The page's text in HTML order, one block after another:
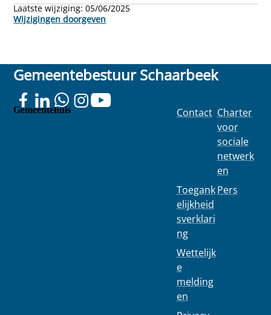
Laatste wijziging:05/06/2025
Wijzigingen doorgeven
Gemeentebestuur Schaarbeek
Gemeentehuis Contact
Toegank
elijkheid
sverklari
ng
Wettelijk
e
melding
en
Charter
voor
sociale
netwerk
en
Pers